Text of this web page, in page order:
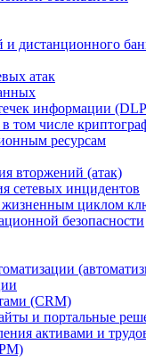
дистанционного
атак
информации
том числе
ресурсам
вторжений (атак)
сетевых инцидентов
циклом
безопасности
(CRM)
и портальные
активами и